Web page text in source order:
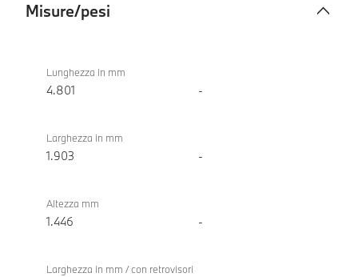
Misure/pesi
Competition
M xDrive
Lunghezza in mm
4.801 -
Larghezza in mm
1.903 -
Altezza mm
1.446 -
Larghezza in mm / con retrovisori